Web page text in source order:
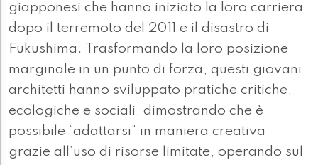
giapponesi che hanno iniziato la loro carriera
dopo il terremoto del 2011 e il disastro di
Fukushima. Trasformando la loro posizione
marginale in un punto di forza, questi giovani
architetti hanno sviluppato pratiche critiche,
ecologiche e sociali, dimostrando che è
possibile “adattarsi” in maniera creativa
grazie all’uso di risorse limitate, operando sul